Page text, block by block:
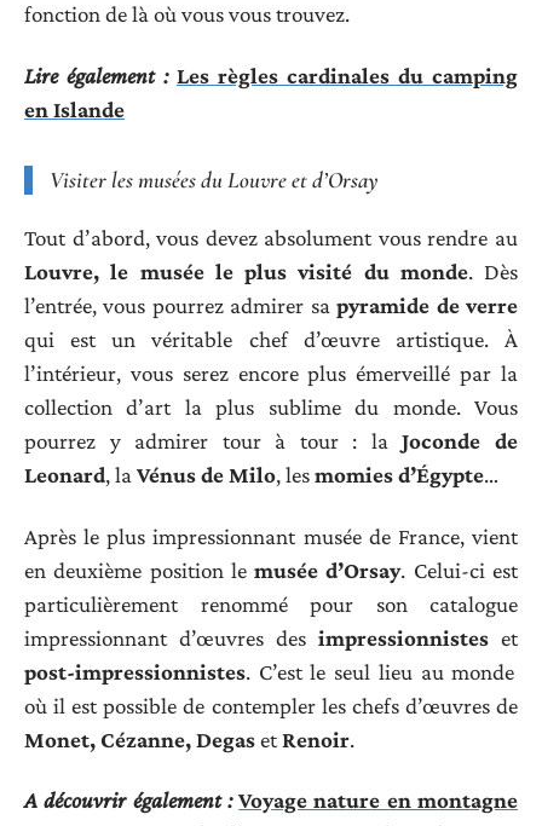
fonction de là où vous vous trouvez.
Lire également : Les règles cardinales du camping
en Islande
Visiter lesmusées duLouvre etd’Orsay
Tout d’abord, vous devez absolument vous rendre au
Louvre, le musée le plus visité du monde. Dès
l’entrée, vous pourrez admirer sapyramide de verre
qui est un véritable chef d’œuvre artistique. À
l’intérieur, vous serez encore plus émerveillé par la
collection d’art la plus sublime du monde. Vous
pourrez y admirer tour à tour : laJoconde de
Leonard, laVénus de Milo, lesmomies d’Égypte…
Après le plus impressionnant musée de France, vient
en deuxième position lemusée d’Orsay. Celui-ci est
particulièrement renommé pour son catalogue
impressionnant d’œuvres des impressionnistes et
post-impressionnistes. C’est le seul lieu au monde
où il est possible de contempler les chefs d’œuvres de
Monet, Cézanne, DegasetRenoir.
A découvrir également : Voyage nature en montagne